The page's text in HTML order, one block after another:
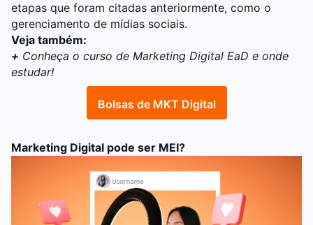
etapas que foram citadas anteriormente, como o
gerenciamento de mídias sociais.
Veja também:
+ Conheça o curso de Marketing Digital EaD e onde
estudar!
Bolsas de MKT Digital
Marketing Digital pode ser MEI?